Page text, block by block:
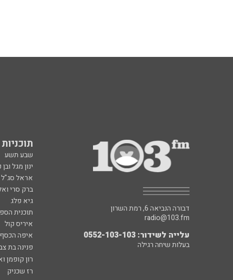
תוכניות 103fm
שבע תשע
ינון מגל
אראל סג"ל
ברק סרי
גיא פלג
תוכנית
איריס קול
איפה הכסף
פנינה בת
רון קופמן
רז שכניק
דבורה הנביאה 6, רמת השרון
radio@103.fm
עלייה לשידור: 0552-103-103
בעלות שיחה רגילה